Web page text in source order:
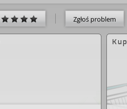
Zgłoś problem
Kup